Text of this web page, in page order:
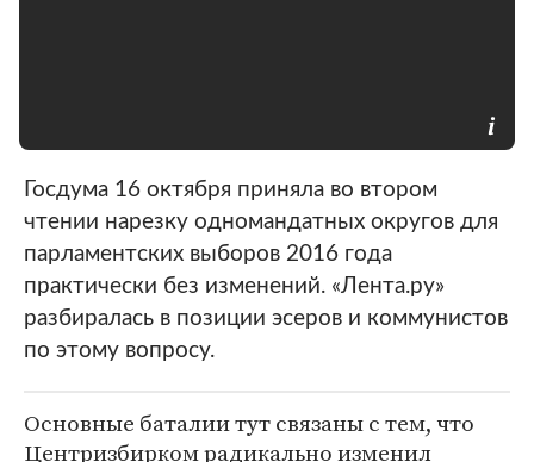
Госдума 16 октября приняла во втором
чтении нарезку одномандатных округов для
парламентских выборов 2016 года
практически без изменений. «Лента.ру»
разбиралась в позиции эсеров и коммунистов
по этому вопросу.
Основные баталии тут связаны с тем, что
Центризбирком радикально изменил